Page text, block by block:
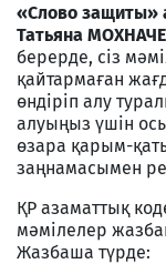
«Слово защиты»
Татьяна
берерде, сіз
қайтармаған
өндіріп алу
алуыңыз үшін
өзара қарым-
заңнамасымен
ҚР азаматтық
мәмілелер
Жазбаша түрде: